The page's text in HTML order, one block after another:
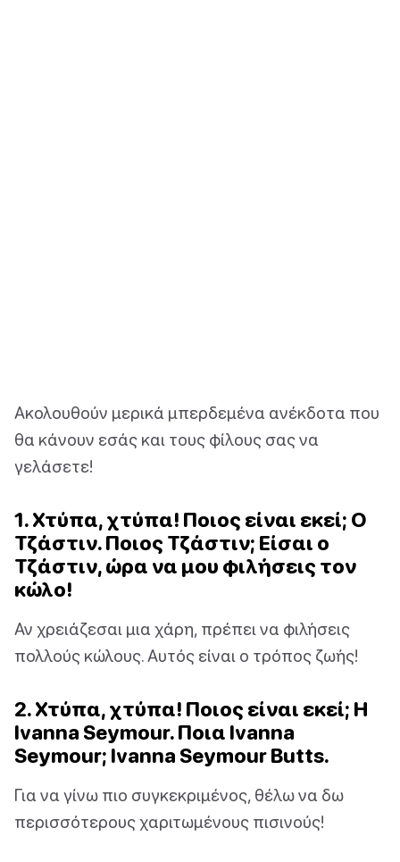
Ακολουθούν μερικά μπερδεμένα ανέκδοτα που
θα κάνουν εσάς και τους φίλους σας να
γελάσετε!
1. Χτύπα, χτύπα! Ποιος είναι εκεί; Ο
Τζάστιν. Ποιος Τζάστιν; Είσαι ο
Τζάστιν, ώρα να μου φιλήσεις τον
κώλο!
Αν χρειάζεσαι μια χάρη, πρέπει να φιλήσεις
πολλούς κώλους. Αυτός είναι ο τρόπος ζωής!
2. Χτύπα, χτύπα! Ποιος είναι εκεί; Η
Ivanna Seymour. Ποια Ivanna
Seymour; Ivanna Seymour Butts.
Για να γίνω πιο συγκεκριμένος, θέλω να δω
περισσότερους χαριτωμένους πισινούς!